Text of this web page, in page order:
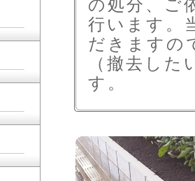
の処分、ご
行います。
だきますの
（撤去し
す。